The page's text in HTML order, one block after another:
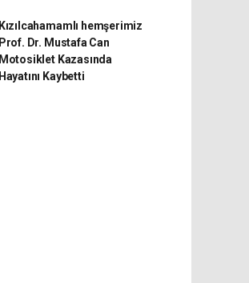
Kızılcahamamlı hemşerimiz
Prof. Dr. Mustafa Can
Motosiklet Kazasında
Hayatını Kaybetti